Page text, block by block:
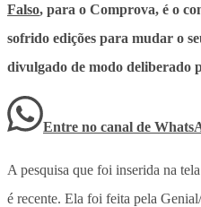
Falso, para o Comprova, é o
sofrido edições para mudar o
divulgado de modo deliberado
Entre no canal de
A pesquisa que foi inserida na
é recente. Ela foi feita pela